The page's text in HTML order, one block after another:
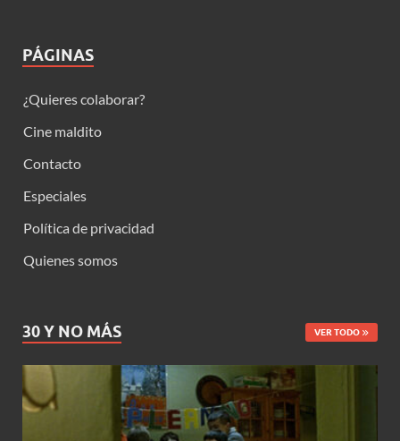
PÁGINAS
¿Quieres colaborar?
Cine maldito
Contacto
Especiales
Política de privacidad
Quienes somos
30 Y NO MÁS VER TODO